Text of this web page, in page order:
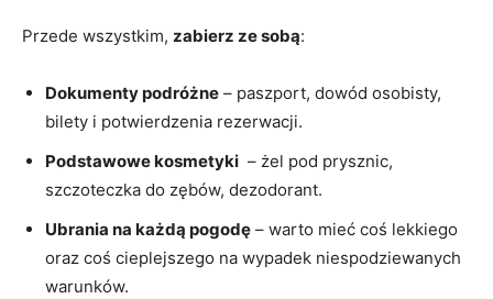
Przede wszystkim, zabierz ze sobą:
Dokumenty podróżne – paszport, dowód⁣ osobisty,
bilety i⁢ potwierdzenia rezerwacji.
Podstawowe kosmetyki ⁢ – ⁤żel⁢ pod prysznic,⁣
szczoteczka ‍do zębów, dezodorant.
Ubrania na każdą⁣ pogodę – warto mieć coś lekkiego
oraz‍ coś cieplejszego na wypadek niespodziewanych
warunków.